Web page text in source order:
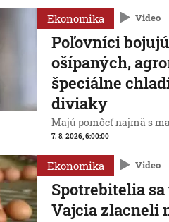
Ekonomika Video
Poľovníci
ošípaných,
špeciálne
diviaky
Majú pomôcť najmä s
7. 8. 2026, 6:00:00
Ekonomika Video
Spotrebitelia
Vajcia zlacneli